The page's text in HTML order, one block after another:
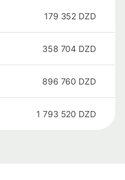
179 352 DZD
358 704 DZD
896 760 DZD
1 793 520 DZD